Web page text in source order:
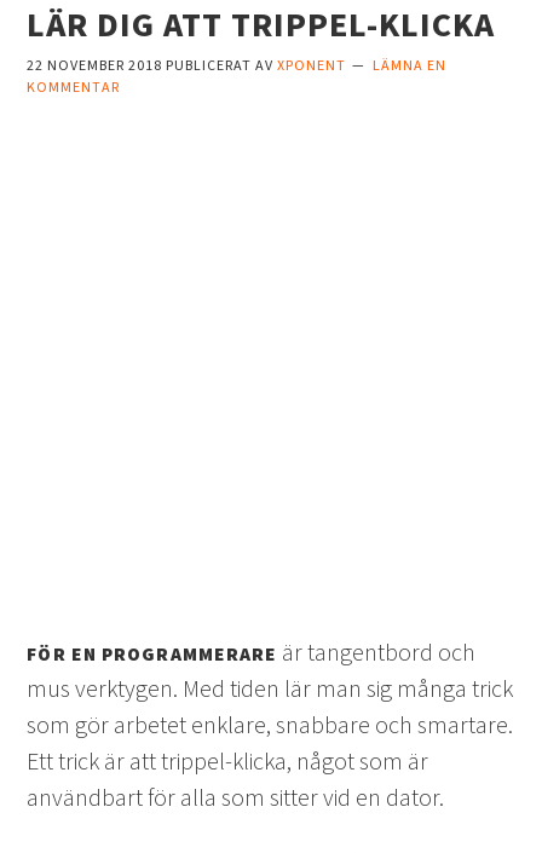
LÄR DIG ATT TRIPPEL-KLICKA
22 NOVEMBER 2018 PUBLICERAT AVXPONENT
LÄMNA EN
KOMMENTAR
FÖR EN PROGRAMMERARE är tangentbord och
mus verktygen. Med tiden lär man sig många trick
som gör arbetet enklare, snabbare och smartare.
Ett trick är att trippel-klicka, något som är
användbart för alla som sitter vid en dator.